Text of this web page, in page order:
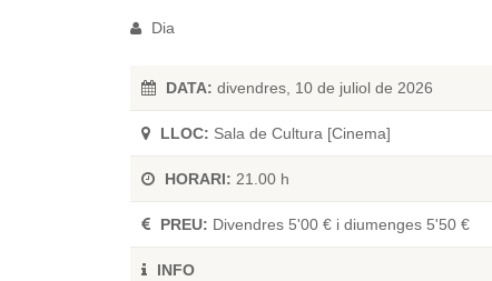
Dia
DATA: divendres, 10 de juliol de 2026
LLOC: Sala de Cultura [Cinema]
HORARI: 21.00 h
PREU: Divendres 5'00 € i diumenges 5'50 €
INFO